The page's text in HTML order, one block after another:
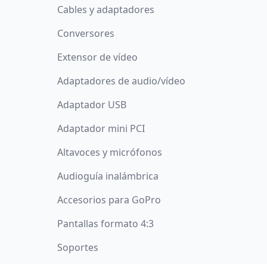
Cables y adaptadores
Conversores
Extensor de vídeo
Adaptadores de audio/vídeo
Adaptador USB
Adaptador mini PCI
Altavoces y micrófonos
Audioguía inalámbrica
Accesorios para GoPro
Pantallas formato 4:3
Soportes